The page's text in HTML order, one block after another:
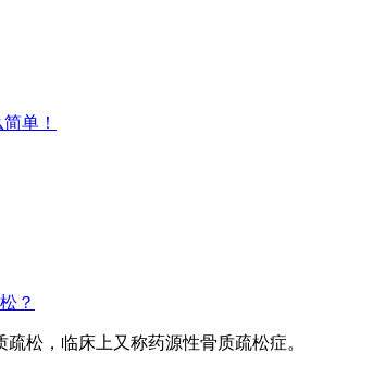
单！
？
松，临床上又称药源性骨质疏松症。